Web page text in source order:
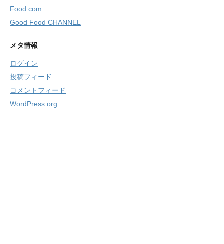
Food.com
Good Food CHANNEL
メタ情報
ログイン
投稿フィード
コメントフィード
WordPress.org